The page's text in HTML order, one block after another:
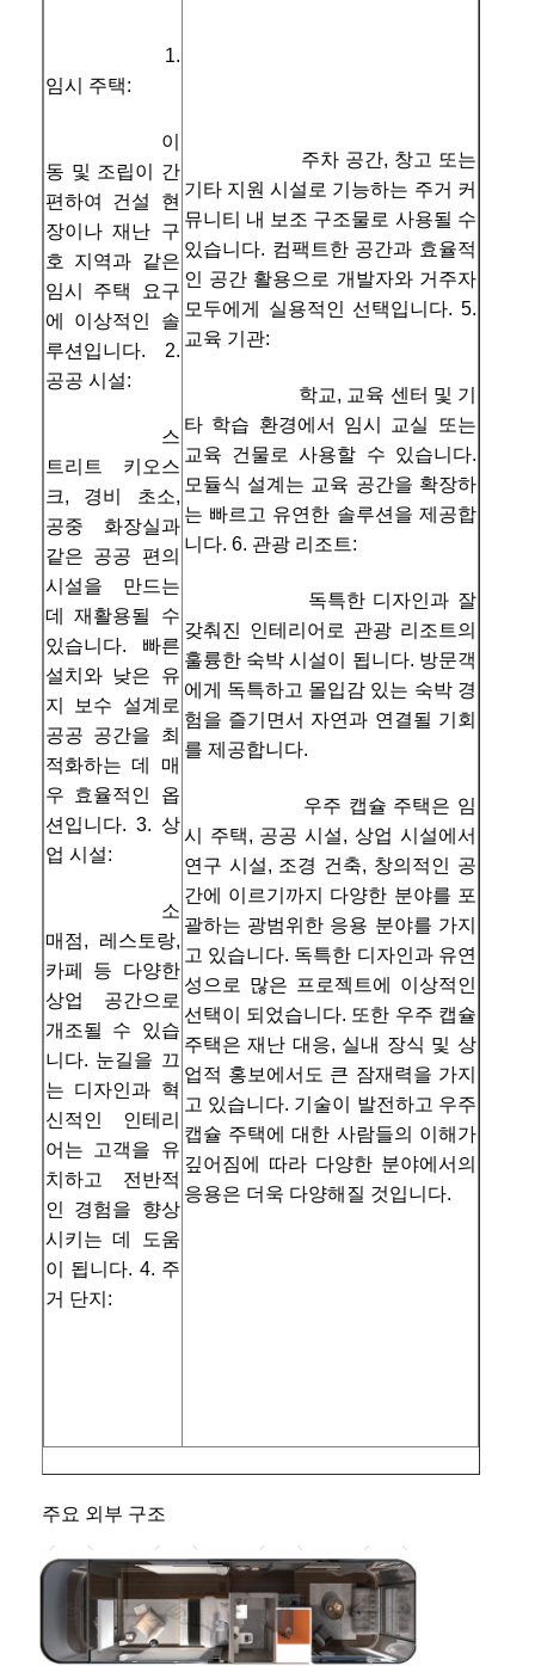
세요
방음장치가 되는 사무실 포드
야외 오피스 팟
스팀 사우나실
얼음 조 냉각장치
얼음 욕조
얼음 목욕 기계 용품
전기 사우나 히터
사우나 용품
사무실 가구
휴대용 공기 에어컨
AC 창문 환기 키트
1.
임시 주택:
이
동 및 조립이 간
편하여 건설 현
장이나 재난 구
호 지역과 같은
임시 주택 요구
에 이상적인 솔
루션입니다. 2.
공공 시설:
스
트리트 키오스
크, 경비 초소,
공중 화장실과
같은 공공 편의
시설을 만드는
데 재활용될 수
있습니다. 빠른
설치와 낮은 유
지 보수 설계로
공공 공간을 최
적화하는 데 매
우 효율적인 옵
션입니다. 3. 상
업 시설:
소
매점, 레스토랑,
카페 등 다양한
상업 공간으로
개조될 수 있습
니다. 눈길을 끄
는 디자인과 혁
신적인 인테리
어는 고객을 유
치하고 전반적
인 경험을 향상
시키는 데 도움
이 됩니다. 4. 주
거 단지:
주차 공간, 창고 또는
기타 지원 시설로 기능하는 주거 커
뮤니티 내 보조 구조물로 사용될 수
있습니다. 컴팩트한 공간과 효율적
인 공간 활용으로 개발자와 거주자
모두에게 실용적인 선택입니다. 5.
교육 기관:
학교, 교육 센터 및 기
타 학습 환경에서 임시 교실 또는
교육 건물로 사용할 수 있습니다.
모듈식 설계는 교육 공간을 확장하
는 빠르고 유연한 솔루션을 제공합
니다. 6. 관광 리조트:
독특한 디자인과 잘
갖춰진 인테리어로 관광 리조트의
훌륭한 숙박 시설이 됩니다. 방문객
에게 독특하고 몰입감 있는 숙박 경
험을 즐기면서 자연과 연결될 기회
를 제공합니다.
우주 캡슐 주택은 임
시 주택, 공공 시설, 상업 시설에서
연구 시설, 조경 건축, 창의적인 공
간에 이르기까지 다양한 분야를 포
괄하는 광범위한 응용 분야를 가지
고 있습니다. 독특한 디자인과 유연
성으로 많은 프로젝트에 이상적인
선택이 되었습니다. 또한 우주 캡슐
주택은 재난 대응, 실내 장식 및 상
업적 홍보에서도 큰 잠재력을 가지
고 있습니다. 기술이 발전하고 우주
캡슐 주택에 대한 사람들의 이해가
깊어짐에 따라 다양한 분야에서의
응용은 더욱 다양해질 것입니다.
주요 외부 구조